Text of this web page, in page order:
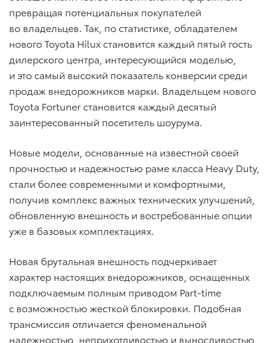
превращая потенциальных покупателей
во владельцев. Так, по статистике, обладателем
нового Toyota Hilux становится каждый пятый гость
дилерского центра, интересующийся моделью,
и это самый высокий показатель конверсии среди
продаж внедорожников марки. Владельцем нового
Toyota Fortuner становится каждый десятый
заинтересованный посетитель шоурума.
Новые модели, основанные на известной своей
прочностью и надежностью раме класса Heavy Duty,
стали более современными и комфортными,
получив комплекс важных технических улучшений,
обновленную внешность и востребованные опции
уже в базовых комплектациях.
Новая брутальная внешность подчеркивает
характер настоящих внедорожников, оснащенных
подключаемым полным приводом Part-time
с возможностью жесткой блокировки. Подобная
трансмиссия отличается феноменальной
надежностью, неприхотливостью и выносливостью